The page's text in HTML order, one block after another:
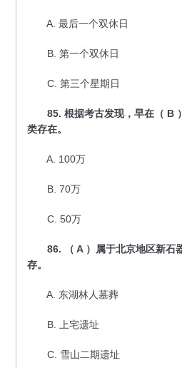
A. 最后一个双休日
B. 第一个双休日
C. 第三个星期日
85. 根据考古发现，早在（ B
类存在。
A. 100万
B. 70万
C. 50万
86. （ A ）属于北京地区新石
存。
A. 东湖林人墓葬
B. 上宅遗址
C. 雪山二期遗址